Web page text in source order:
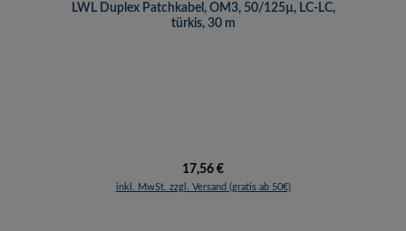
LWL Duplex Patchkabel, OM3, 50/125µ, LC-LC,
türkis, 30 m
Regulärer Preis:
17,56 €
inkl. MwSt. zzgl. Versand (gratis ab 50€)